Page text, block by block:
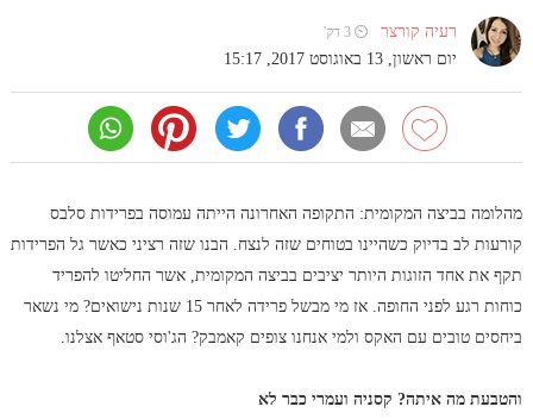
רעיה קורצר ⏲ 3 דק'
יום ראשון, 13 באוגוסט 2017, 15:17
מהלומה בביצה המקומית: התקופה האחרונה הייתה עמוסה בפרידות סלבס
קורעות לב בדיוק כשהיינו בטוחים שזה לנצח. הבנו שזה רציני כאשר גל הפרידות
תקף את אחד הזוגות היותר יציבים בביצה המקומית, אשר החליטו להפריד
כוחות רגע לפני החופה. אז מי מבשל פרידה לאחר 15 שנות נישואים? מי נשאר
ביחסים טובים עם האקס ולמי אנחנו צופים קאמבק? הג'וסי סטאף אצלנו.
והטבעת מה איתה? קסניה ועמרי כבר לא